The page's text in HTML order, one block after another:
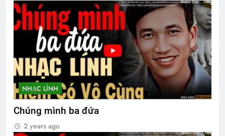
1 Year Ago
CTBCTY Tập III chương 23
3 Years Ago
Mùa xuân đó có em
2 Years Ago
NHẠC LÍNH
Chúng mình ba đứa
2 years ago